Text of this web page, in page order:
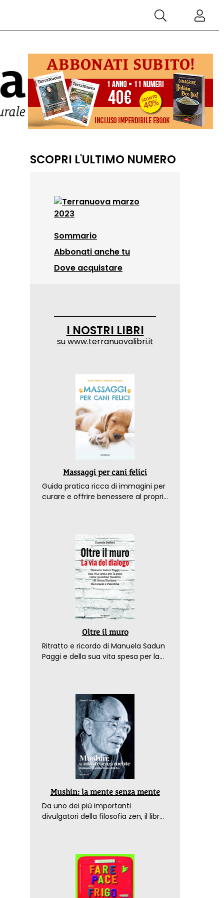
SCOPRI L'ULTIMO NUMERO
Sommario
Abbonati anche tu
Dove acquistare
I NOSTRI LIBRI
suwww.terranuovalibri.it
Massaggi per cani felici
Guida pratica ricca di immagini per
curare e offrire benessere al proprio
Oltre il muro
Ritratto e ricordo di Manuela Sadun
Paggi e della sua vita spesa per la
Mushin: la mente senza mente
Da uno dei più importanti
divulgatori della filosofia zen, il libro